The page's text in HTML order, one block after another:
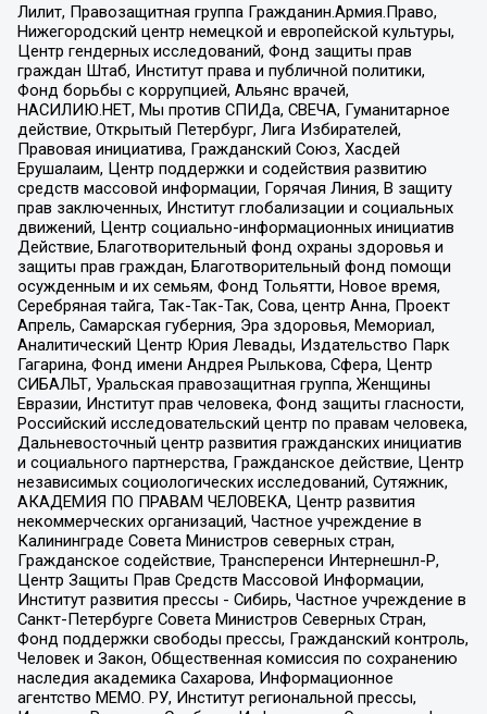
Лилит, Правозащитная группа Гражданин.Армия.Право,
Нижегородский центр немецкой и европейской культуры,
Центр гендерных исследований, Фонд защиты прав
граждан Штаб, Институт права и публичной политики,
Фонд борьбы с коррупцией, Альянс врачей,
НАСИЛИЮ.НЕТ, Мы против СПИДа, СВЕЧА, Гуманитарное
действие, Открытый Петербург, Лига Избирателей,
Правовая инициатива, Гражданский Союз, Хасдей
Ерушалаим, Центр поддержки и содействия развитию
средств массовой информации, Горячая Линия, В защиту
прав заключенных, Институт глобализации и социальных
движений, Центр социально-информационных инициатив
Действие, Благотворительный фонд охраны здоровья и
защиты прав граждан, Благотворительный фонд помощи
осужденным и их семьям, Фонд Тольятти, Новое время,
Серебряная тайга, Так-Так-Так, Сова, центр Анна, Проект
Апрель, Самарская губерния, Эра здоровья, Мемориал,
Аналитический Центр Юрия Левады, Издательство Парк
Гагарина, Фонд имени Андрея Рылькова, Сфера, Центр
СИБАЛЬТ, Уральская правозащитная группа, Женщины
Евразии, Институт прав человека, Фонд защиты гласности,
Российский исследовательский центр по правам человека,
Дальневосточный центр развития гражданских инициатив
и социального партнерства, Гражданское действие, Центр
независимых социологических исследований, Сутяжник,
АКАДЕМИЯ ПО ПРАВАМ ЧЕЛОВЕКА, Центр развития
некоммерческих организаций, Частное учреждение в
Калининграде Совета Министров северных стран,
Гражданское содействие, Трансперенси Интернешнл-Р,
Центр Защиты Прав Средств Массовой Информации,
Институт развития прессы - Сибирь, Частное учреждение в
Санкт-Петербурге Совета Министров Северных Стран,
Фонд поддержки свободы прессы, Гражданский контроль,
Человек и Закон, Общественная комиссия по сохранению
наследия академика Сахарова, Информационное
агентство МЕМО. РУ, Институт региональной прессы,